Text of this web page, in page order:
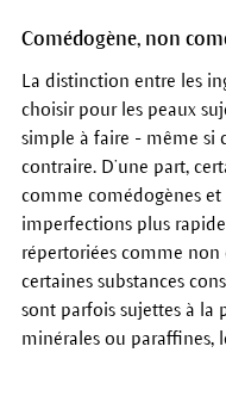
Comédogène, non
La distinction entre les
choisir pour les peaux
simple à faire - même si
contraire. D’une part,
comme comédogènes
imperfections plus
répertoriées comme non
certaines substances
sont parfois sujettes à la
minérales ou paraffines,